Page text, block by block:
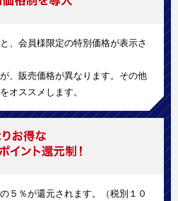
、会員様限定の特別価格が表示さ
、販売価格が異なります。その他
オススメします。
５％が還元されます。（税別１０